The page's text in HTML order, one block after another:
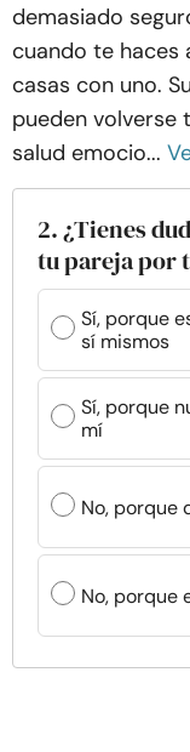
demasiado
cuando te haces
casas con uno.
pueden volverse
salud emocio...
2. ¿Tienes
tu pareja por
Sí, porque
sí mismos
Sí, porque
mí
No, porque
No, porque